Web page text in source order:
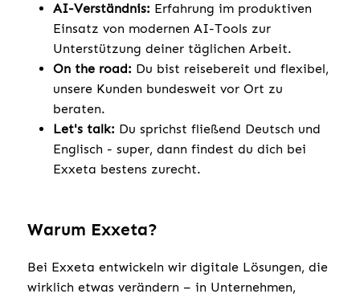
AI-Verständnis: Erfahrung im produktiven
Einsatz von modernen AI-Tools zur
Unterstützung deiner täglichen Arbeit.
On the road: Du bist reisebereit und flexibel,
unsere Kunden bundesweit vor Ort zu
beraten.
Let's talk: Du sprichst fließend Deutsch und
Englisch - super, dann findest du dich bei
Exxeta bestens zurecht.
Warum Exxeta?
Bei Exxeta entwickeln wir digitale Lösungen, die
wirklich etwas verändern – in Unternehmen,